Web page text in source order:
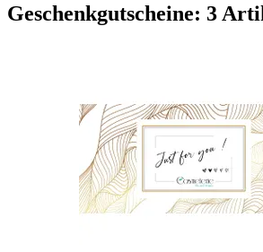
Geschenkgutscheine: 3